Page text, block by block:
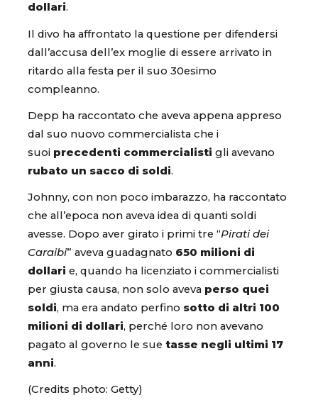
dollari.
Il divo ha affrontato la questione per difendersi
dall’accusa dell’ex moglie di essere arrivato in
ritardo alla festa per il suo 30esimo
compleanno.
Depp ha raccontato che aveva appena appreso
dal suo nuovo commercialista che i
suoi precedenti commercialisti gli avevano
rubato un sacco di soldi.
Johnny, con non poco imbarazzo, ha raccontato
che all’epoca non aveva idea di quanti soldi
avesse. Dopo aver girato i primi tre “Pirati dei
Caraibi” aveva guadagnato 650 milioni di
dollari e, quando ha licenziato i commercialisti
per giusta causa, non solo aveva perso quei
soldi, ma era andato perfino sotto di altri 100
milioni di dollari, perché loro non avevano
pagato al governo le sue tasse negli ultimi 17
anni.
(Credits photo: Getty)